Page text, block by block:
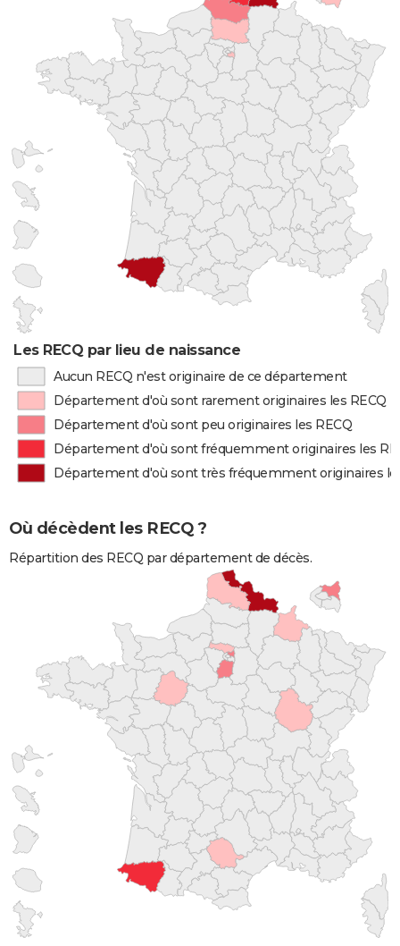
Les RECQ par lieu de naissance
Aucun RECQ n'est originaire de ce département
Département d'où sont rarement originaires les RECQ
Département d'où sont peu originaires les RECQ
Département d'où sont fréquemment originaires les
Département d'où sont très fréquemment originaires
Où décèdent les RECQ ?
Répartition des RECQ par département de décès.